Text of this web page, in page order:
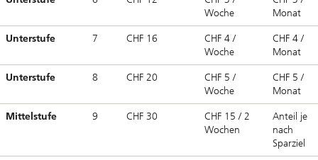
Woche
Monat
Unterstufe 7 CHF 16
CHF 4 /
Woche
CHF 4 /
Monat
Unterstufe 8 CHF 20
CHF 5 /
Woche
CHF 5 /
Monat
Mittelstufe 9 CHF 30
CHF 15 / 2
Wochen
Anteil je
nach
Sparziel